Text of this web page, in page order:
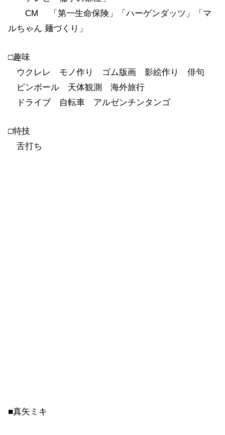
CM 「第一生命保険」「ハーゲンダッツ」「マ
ルちゃん 麺づくり」
□趣味
ウクレレ モノ作り ゴム版画 影絵作り 俳句
ピンボール 天体観測 海外旅行
ドライブ 自転車 アルゼンチンタンゴ
□特技
舌打ち
■真矢ミキ